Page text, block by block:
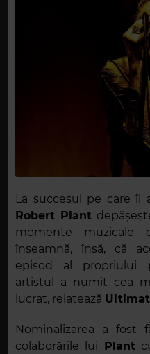
La succesul pe care îl
Robert Plant
momente muzicale
înseamnă, însă, că
episod al propriului
artistul a numit cea
lucrat, relatează
Nominalizarea a fost
colaborările lui Plant